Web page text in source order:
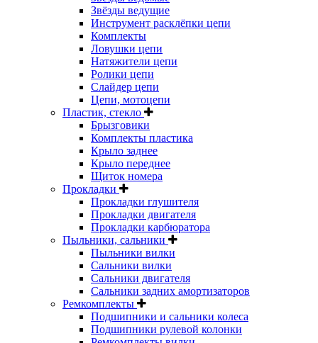
Звёзды ведущие
Инструмент расклёпки цепи
Комплекты
Ловушки цепи
Натяжители цепи
Ролики цепи
Слайдер цепи
Цепи, мотоцепи
Пластик, стекло
Брызговики
Комплекты пластика
Крыло заднее
Крыло переднее
Щиток номера
Прокладки
Прокладки глушителя
Прокладки двигателя
Прокладки карбюратора
Пыльники, сальники
Пыльники вилки
Сальники вилки
Сальники двигателя
Сальники задних амортизаторов
Ремкомплекты
Подшипники и сальники колеса
Подшипники рулевой колонки